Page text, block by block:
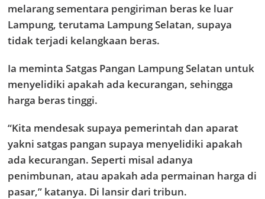
melarang sementara pengiriman beras ke luar
Lampung, terutama Lampung Selatan, supaya
tidak terjadi kelangkaan beras.
Ia meminta Satgas Pangan Lampung Selatan untuk
menyelidiki apakah ada kecurangan, sehingga
harga beras tinggi.
“Kita mendesak supaya pemerintah dan aparat
yakni satgas pangan supaya menyelidiki apakah
ada kecurangan. Seperti misal adanya
penimbunan, atau apakah ada permainan harga di
pasar,” katanya. Di lansir dari tribun.